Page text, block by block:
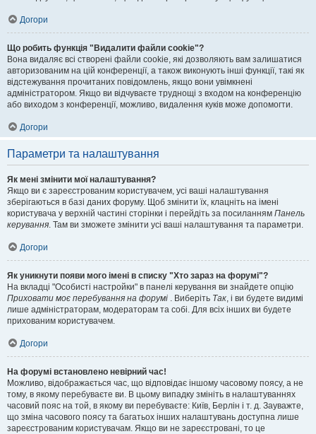
Догори
Що робить функція "Видалити файли cookie"?
Вона видаляє всі створені файли cookie, які дозволяють вам залишатися
авторизованим на цій конференції, а також виконують інші функції, такі як
відстежування прочитаних повідомлень, якщо вони увімкнені
адміністратором. Якщо ви відчуваєте труднощі з входом на конференцію
або виходом з конференції, можливо, видалення куків може допомогти.
Догори
Параметри та налаштування
Як мені змінити мої налаштування?
Якщо ви є зареєстрованим користувачем, усі ваші налаштування
зберігаються в базі даних форуму. Щоб змінити їх, клацніть на імені
користувача у верхній частині сторінки і перейдіть за посиланням Панель
керування. Там ви зможете змінити усі ваші налаштування та параметри.
Догори
Як уникнути появи мого імені в списку "Хто зараз на форумі"?
На вкладці "Особисті настройки" в панелі керування ви знайдете опцію
Приховати моє перебування на форумі . Виберіть Так, і ви будете видимі
лише адміністраторам, модераторам та собі. Для всіх інших ви будете
прихованим користувачем.
Догори
На форумі встановлено невірний час!
Можливо, відображається час, що відповідає іншому часовому поясу, а не
тому, в якому перебуваєте ви. В цьому випадку змініть в налаштуваннях
часовий пояс на той, в якому ви перебуваєте: Київ, Берлін і т. д. Зауважте,
що зміна часового поясу та багатьох інших налаштувань доступна лише
зареєстрованим користувачам. Якщо ви не зареєстровані, то це